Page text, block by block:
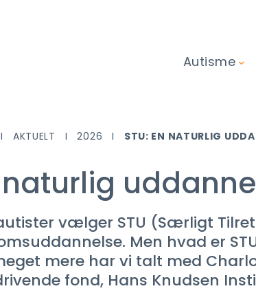
Autisme
AKTUELT 2026 STU: EN NATURLIG
naturlig
vælger STU (Særligt
Men hvad er
mere har vi talt med
fond, Hans Knudsen